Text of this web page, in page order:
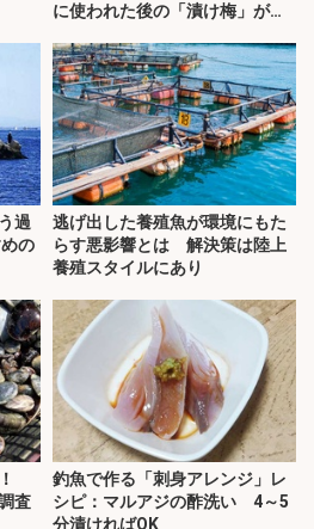
に使われた後の「漬け梅」が効
過
の
逃げ出した養殖魚が環境にもた
らす悪影響とは 解決策は陸上
養殖スタイルにあり
！
査
釣魚で作る「刺身アレンジ」レ
シピ：マルアジの酢洗い 4～5
分漬ければOK